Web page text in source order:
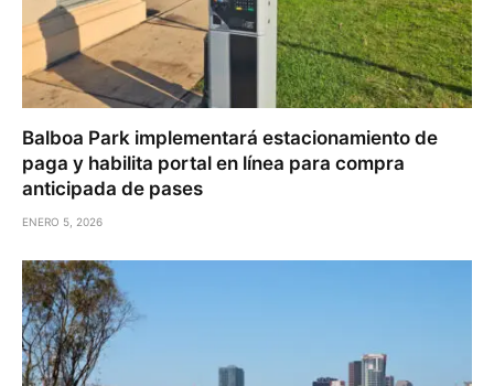
Balboa Park implementará estacionamiento de
paga y habilita portal en línea para compra
anticipada de pases
ENERO 5, 2026